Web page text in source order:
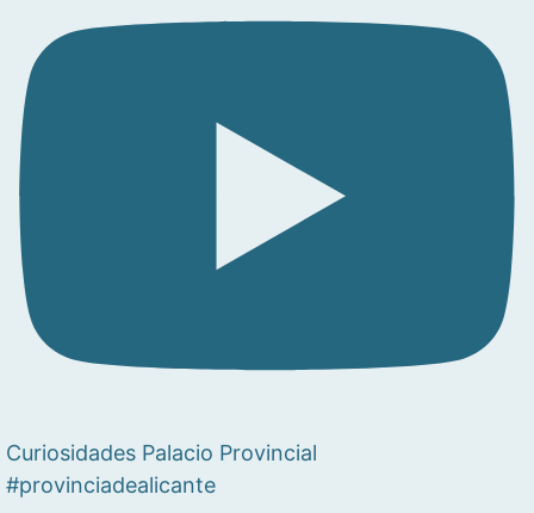
Curiosidades Palacio Provincial
#provinciadealicante